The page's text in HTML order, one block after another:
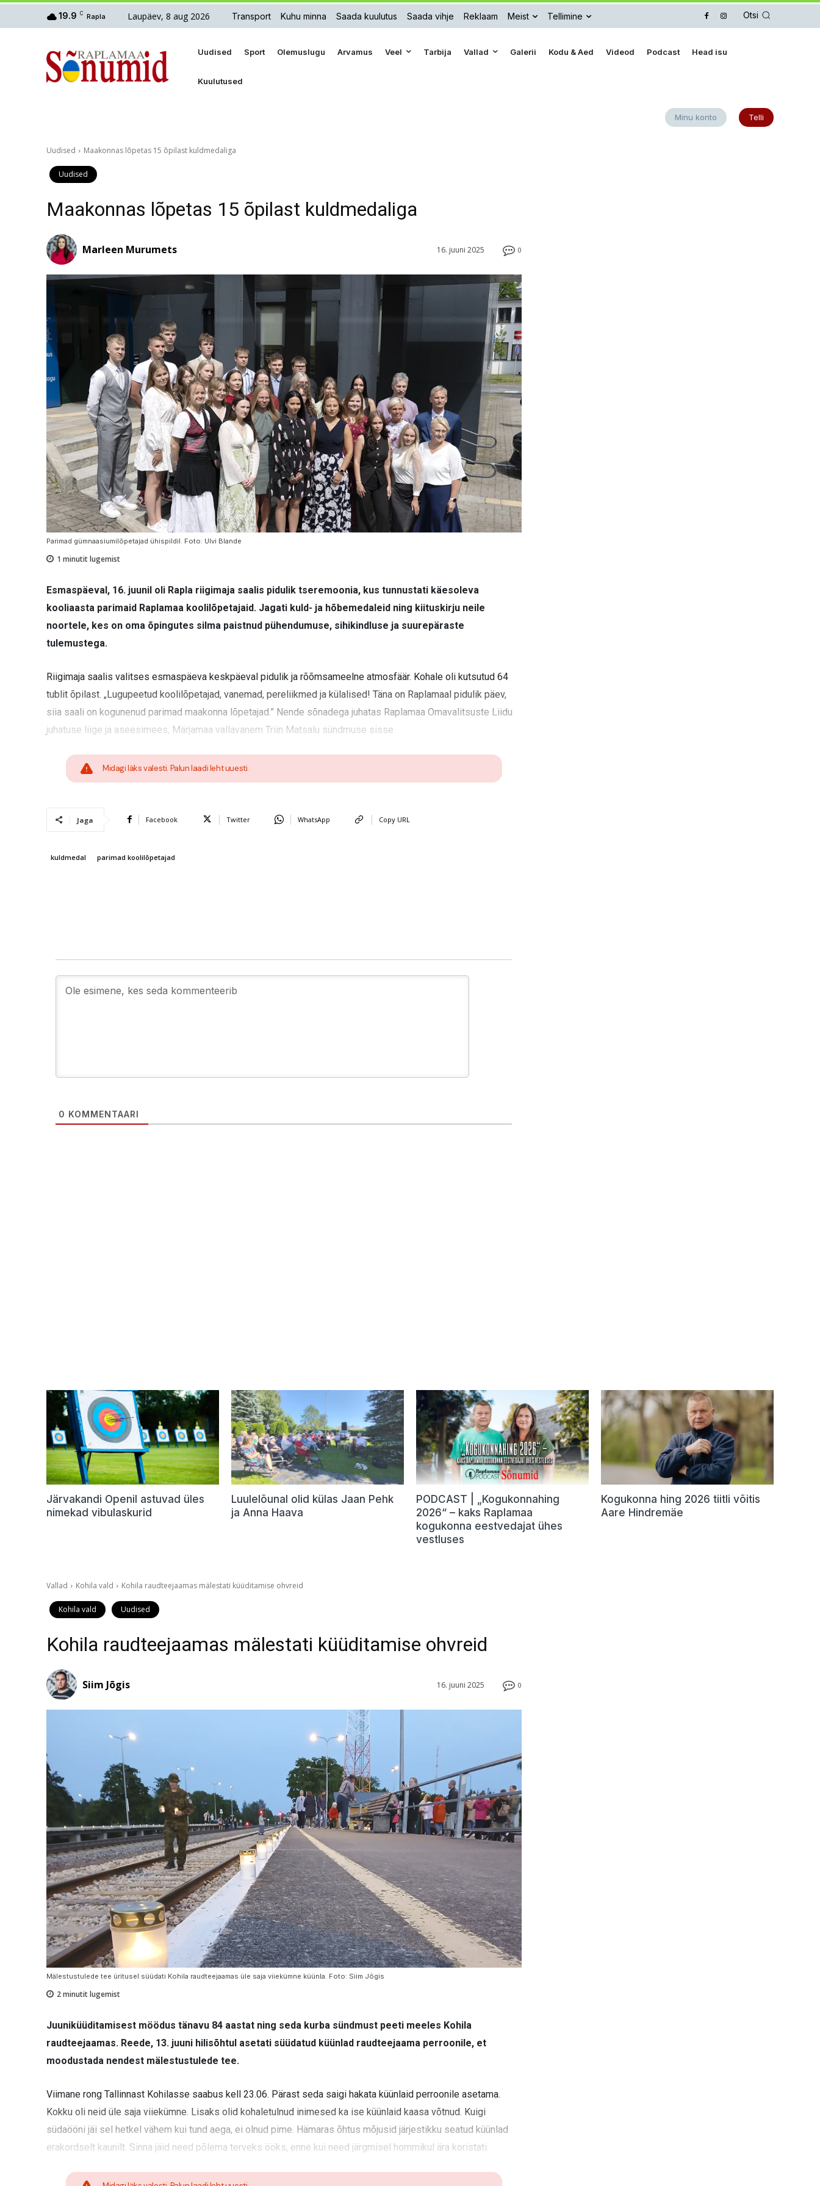
19.9 C Rapla Laupäev, 8 aug 2026 Transport Kuhu minna Saada kuulutus Saada vihje Reklaam Meist Tellimine Otsi
Uudised Sport Olemuslugu Arvamus Veel Tarbija Vallad Galerii Kodu & Aed Videod Podcast Head isu
Kuulutused
Minu konto Telli
Uudised Maakonnas lõpetas 15 õpilast kuldmedaliga
Uudised
Maakonnas lõpetas 15 õpilast kuldmedaliga
0
16. juuni 2025
Marleen Murumets
Parimad gümnaasiumilõpetajad ühispildil. Foto: Ulvi Blande
1 minutit lugemist
Esmaspäeval, 16. juunil oli Rapla riigimaja saalis pidulik tseremoonia, kus tunnustati käesoleva
kooliaasta parimaid Raplamaa koolilõpetajaid. Jagati kuld- ja hõbemedaleid ning kiituskirju neile
noortele, kes on oma õpingutes silma paistnud pühendumuse, sihikindluse ja suurepäraste
tulemustega.
Riigimaja saalis valitses esmaspäeva keskpäeval pidulik ja rõõmsameelne atmosfäär. Kohale oli kutsutud 64
tublit õpilast. „Lugupeetud koolilõpetajad, vanemad, pereliikmed ja külalised! Täna on Raplamaal pidulik päev,
siia saali on kogunenud parimad maakonna lõpetajad.” Nende sõnadega juhatas Raplamaa Omavalitsuste Liidu
juhatuse liige ja aseesimees, Märjamaa vallavanem Triin Matsalu sündmuse sisse.
Midagi läks valesti. Palun laadi leht uuesti.
Jaga Facebook Twitter WhatsApp Copy URL
kuldmedal parimad koolilõpetajad
0 KOMMENTAARI
Järvakandi Openil astuvad üles
nimekad vibulaskurid
Luulelõunal olid külas Jaan Pehk
ja Anna Haava
PODCAST | „Kogukonnahing
2026“ – kaks Raplamaa
kogukonna eestvedajat ühes
vestluses
Kogukonna hing 2026 tiitli võitis
Aare Hindremäe